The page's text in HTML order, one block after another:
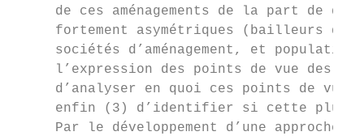
de ces aménagements de la part de
fortement asymétriques (bailleurs de
sociétés d’aménagement, et
l’expression des points de vue des
d’analyser en quoi ces points de vue
enfin (3) d’identifier si cette
Par le développement d’une approche